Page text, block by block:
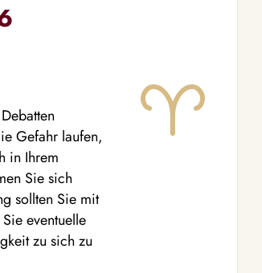
Gefahr laufen,
in Ihrem
Sie sich
sollten Sie mit
eventuelle
zu sich zu